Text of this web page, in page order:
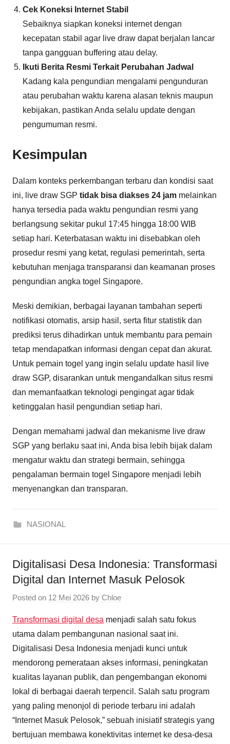
Cek Koneksi Internet Stabil
Sebaiknya siapkan koneksi internet dengan
kecepatan stabil agar live draw dapat berjalan lancar
tanpa gangguan buffering atau delay.
Ikuti Berita Resmi Terkait Perubahan Jadwal
Kadang kala pengundian mengalami pengunduran
atau perubahan waktu karena alasan teknis maupun
kebijakan, pastikan Anda selalu update dengan
pengumuman resmi.
Kesimpulan
Dalam konteks perkembangan terbaru dan kondisi saat
ini, live draw SGP tidak bisa diakses 24 jam melainkan
hanya tersedia pada waktu pengundian resmi yang
berlangsung sekitar pukul 17:45 hingga 18:00 WIB
setiap hari. Keterbatasan waktu ini disebabkan oleh
prosedur resmi yang ketat, regulasi pemerintah, serta
kebutuhan menjaga transparansi dan keamanan proses
pengundian angka togel Singapore.
Meski demikian, berbagai layanan tambahan seperti
notifikasi otomatis, arsip hasil, serta fitur statistik dan
prediksi terus dihadirkan untuk membantu para pemain
tetap mendapatkan informasi dengan cepat dan akurat.
Untuk pemain togel yang ingin selalu update hasil live
draw SGP, disarankan untuk mengandalkan situs resmi
dan memanfaatkan teknologi pengingat agar tidak
ketinggalan hasil pengundian setiap hari.
Dengan memahami jadwal dan mekanisme live draw
SGP yang berlaku saat ini, Anda bisa lebih bijak dalam
mengatur waktu dan strategi bermain, sehingga
pengalaman bermain togel Singapore menjadi lebih
menyenangkan dan transparan.
NASIONAL
Digitalisasi Desa Indonesia: Transformasi
Digital dan Internet Masuk Pelosok
Posted on 12 Mei 2026 by Chloe
Transformasi digital desa menjadi salah satu fokus
utama dalam pembangunan nasional saat ini.
Digitalisasi Desa Indonesia menjadi kunci untuk
mendorong pemerataan akses informasi, peningkatan
kualitas layanan publik, dan pengembangan ekonomi
lokal di berbagai daerah terpencil. Salah satu program
yang paling menonjol di periode terbaru ini adalah
“Internet Masuk Pelosok,” sebuah inisiatif strategis yang
bertujuan membawa konektivitas internet ke desa-desa